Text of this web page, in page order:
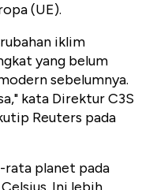
(UE).
iklim
yang belum
sebelumnya.
kata Direktur C3S
Reuters pada
rata planet pada